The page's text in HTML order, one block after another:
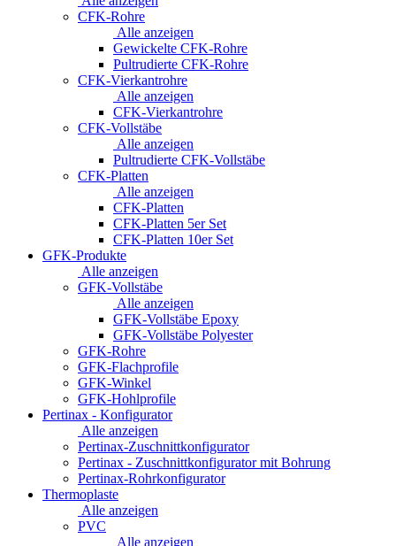
CFK-Rohre
Alle anzeigen
Gewickelte CFK-Rohre
Pultrudierte CFK-Rohre
CFK-Vierkantrohre
Alle anzeigen
CFK-Vierkantrohre
CFK-Vollstäbe
Alle anzeigen
Pultrudierte CFK-Vollstäbe
CFK-Platten
Alle anzeigen
CFK-Platten
CFK-Platten 5er Set
CFK-Platten 10er Set
GFK-Produkte
Alle anzeigen
GFK-Vollstäbe
Alle anzeigen
GFK-Vollstäbe Epoxy
GFK-Vollstäbe Polyester
GFK-Rohre
GFK-Flachprofile
GFK-Winkel
GFK-Hohlprofile
Pertinax - Konfigurator
Alle anzeigen
Pertinax-Zuschnittkonfigurator
Pertinax - Zuschnittkonfigurator mit Bohrung
Pertinax-Rohrkonfigurator
Thermoplaste
Alle anzeigen
PVC
Alle anzeigen